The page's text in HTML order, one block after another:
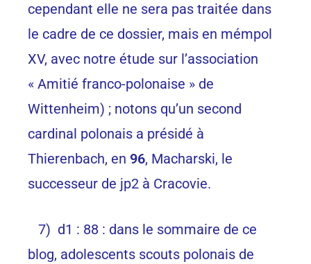
cependant elle ne sera pas traitée dans
le cadre de ce dossier, mais en mémpol
XV, avec notre étude sur l’association
« Amitié franco-polonaise » de
Wittenheim) ; notons qu’un second
cardinal polonais a présidé à
Thierenbach, en 96, Macharski, le
successeur de jp2 à Cracovie.
7) d1 : 88 : dans le sommaire de ce
blog, adolescents scouts polonais de